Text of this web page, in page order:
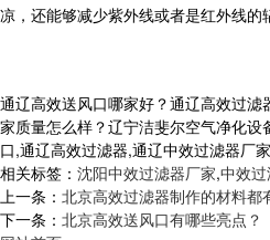
凉，还能够减少紫外线或者是红外线的
通辽高效送风口哪家好？通辽高效过
家质量怎么样？辽宁洁斐尔空气净化
口,通辽高效过滤器,通辽中效过滤器厂
相关标签： 沈阳中效过滤器厂家,中效
上一条： 北京高效过滤器制作的材料都
下一条： 北京高效送风口有哪些亮点？